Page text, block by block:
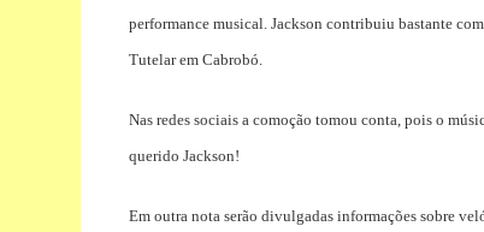
performance musical. Jackson contribuiu bastante
Tutelar em Cabrobó.
Nas redes sociais a comoção tomou conta, pois o
querido Jackson!
Em outra nota serão divulgadas informações sobre